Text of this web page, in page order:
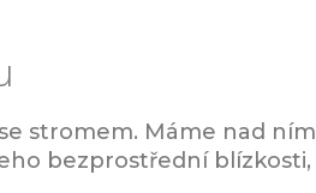
stromem. Máme nad ním
bezprostřední blízkosti,